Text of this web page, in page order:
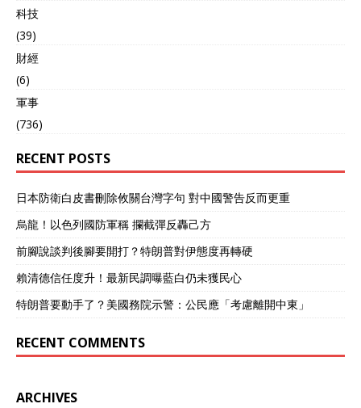
科技
(39)
財經
(6)
軍事
(736)
RECENT POSTS
日本防衛白皮書刪除攸關台灣字句 對中國警告反而更重
烏龍！以色列國防軍稱 攔截彈反轟己方
前腳說談判後腳要開打？特朗普對伊態度再轉硬
賴清德信任度升！最新民調曝藍白仍未獲民心
特朗普要動手了？美國務院示警：公民應「考慮離開中東」
RECENT COMMENTS
ARCHIVES